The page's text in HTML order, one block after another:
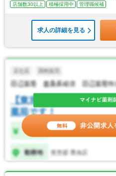
店舗数30以上
積極採用中 管理職候補
求人の詳細を見る